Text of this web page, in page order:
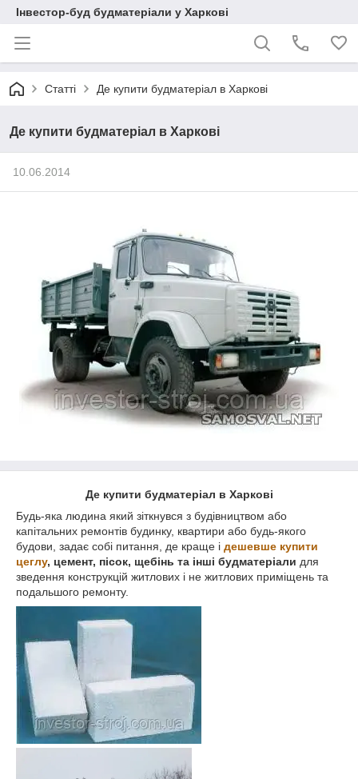
Інвестор-буд будматеріали у Харкові
Статті Де купити будматеріал в Харкові
Де купити будматеріал в Харкові
10.06.2014
Де купити будматеріал в Харкові
Будь-яка людина який зіткнувся з будівництвом або
капітальних ремонтів будинку, квартири або будь-якого
будови, задає собі питання, де краще і дешевше купити
цеглу, цемент, пісок, щебінь та інші будматеріали для
зведення конструкцій житлових і не житлових приміщень та
подальшого ремонту.